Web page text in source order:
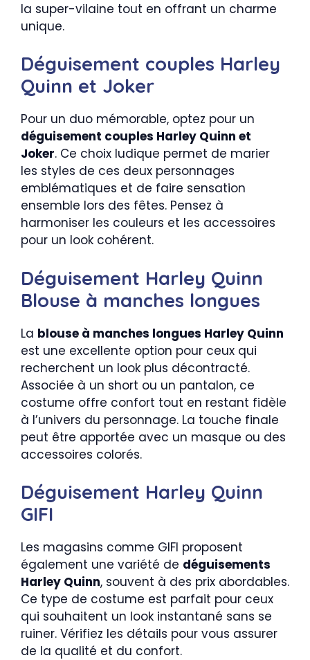
la super-vilaine tout en offrant un charme
unique.
Déguisement couples Harley
Quinn et Joker
Pour un duo mémorable, optez pour un
déguisement couples Harley Quinn et
Joker. Ce choix ludique permet de marier
les styles de ces deux personnages
emblématiques et de faire sensation
ensemble lors des fêtes. Pensez à
harmoniser les couleurs et les accessoires
pour un look cohérent.
Déguisement Harley Quinn
Blouse à manches longues
La blouse à manches longues Harley Quinn
est une excellente option pour ceux qui
recherchent un look plus décontracté.
Associée à un short ou un pantalon, ce
costume offre confort tout en restant fidèle
à l’univers du personnage. La touche finale
peut être apportée avec un masque ou des
accessoires colorés.
Déguisement Harley Quinn
GIFI
Les magasins comme GIFI proposent
également une variété de déguisements
Harley Quinn, souvent à des prix abordables.
Ce type de costume est parfait pour ceux
qui souhaitent un look instantané sans se
ruiner. Vérifiez les détails pour vous assurer
de la qualité et du confort.